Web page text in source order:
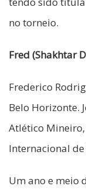
no torneio.
Fred (Shakhtar
Frederico
Belo Horizonte.
Atlético
Internacional
Um ano e meio